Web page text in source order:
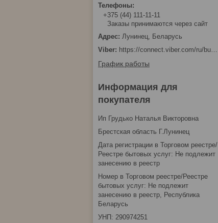
+375 (44) 111-11-11
Заказы принимаются через сайт
Лунинец, Беларусь
https://connect.viber.com/ru/business/1d480fbc-bd61-11ef-8513-eab83dfd23fa
График работы
Информация для
покупателя
Ип Грудько Наталья Викторовна
Брестская область Г.Лунинец
Дата регистрации в Торговом реестре/
Реестре бытовых услуг: Не подлежит
занесению в реестр
Номер в Торговом реестре/Реестре
бытовых услуг: Не подлежит
занесению в реестр, Республика
Беларусь
УНП: 290974251